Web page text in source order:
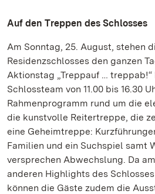
Auf den Treppen des Schlosses
Am Sonntag, 25. August, stehen
Residenzschlosses den ganzen
Aktionstag „Treppauf …
Schlossteam von 11.00 bis 16.30
Rahmenprogramm rund um die
die kunstvolle Reitertreppe, die
eine Geheimtreppe:
Familien und ein Suchspiel samt
versprechen Abwechslung. Da
anderen Highlights des
können die Gäste zudem die